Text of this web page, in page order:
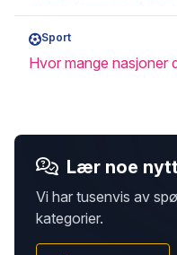
Sport
Hvor mange nasjoner
Lær noe
Vi har tusenvis av
kategorier.